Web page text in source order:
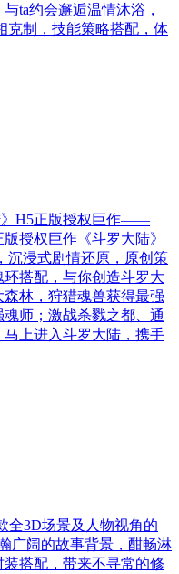
ta约会邂逅温情沐浴，
克制，技能策略搭配，体
H5正版授权巨作——
授权巨作《斗罗大陆》
沉浸式剧情还原，原创策
搭配，与你创造斗罗大
林，狩猎魂兽获得最强
师；激战杀戮之都、通
上进入斗罗大陆，携手
全3D场景及人物视角的
广阔的故事背景，酣畅淋
搭配，带来不寻常的修